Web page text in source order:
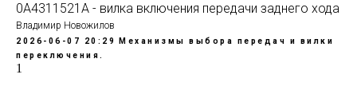
0A4311521A - вилка включения передачи заднего хода
Владимир Новожилов
2026-06-07 20:29
Механизмы выбора передач и вилки
переключения.
1